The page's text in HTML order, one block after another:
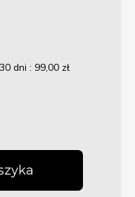
dni : 99,00 zł